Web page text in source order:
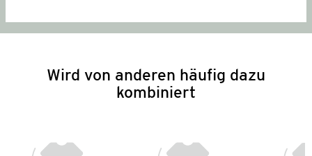
Wird von anderen häufig dazu
kombiniert